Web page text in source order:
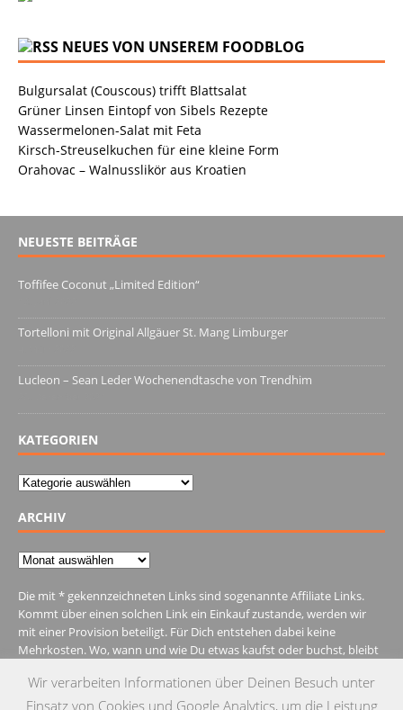
NEUES VON UNSEREM FOODBLOG
Bulgursalat (Couscous) trifft Blattsalat
Grüner Linsen Eintopf von Sibels Rezepte
Wassermelonen-Salat mit Feta
Kirsch-Streuselkuchen für eine kleine Form
Orahovac – Walnusslikör aus Kroatien
NEUESTE BEITRÄGE
Toffifee Coconut „Limited Edition“
Tortelloni mit Original Allgäuer St. Mang Limburger
Lucleon – Sean Leder Wochenendtasche von Trendhim
KATEGORIEN
Kategorien
ARCHIV
Archiv
Die mit * gekennzeichneten Links sind sogenannte Affiliate Links.
Kommt über einen solchen Link ein Einkauf zustande, werden wir
mit einer Provision beteiligt. Für Dich entstehen dabei keine
Mehrkosten. Wo, wann und wie Du etwas kaufst oder buchst, bleibt
Wir verarbeiten Informationen über Deinen Besuch unter
Einsatz von Cookies und Google Analytics, um die Leistung